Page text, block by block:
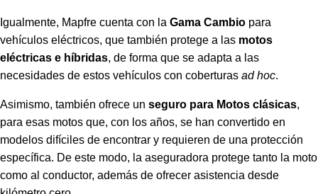
Igualmente, Mapfre cuenta con la Gama Cambio para
vehículos eléctricos, que también protege a las motos
eléctricas e híbridas, de forma que se adapta a las
necesidades de estos vehículos con coberturas ad hoc.
Asimismo, también ofrece un seguro para Motos clásicas,
para esas motos que, con los años, se han convertido en
modelos difíciles de encontrar y requieren de una protección
específica. De este modo, la aseguradora protege tanto la moto
como al conductor, además de ofrecer asistencia desde